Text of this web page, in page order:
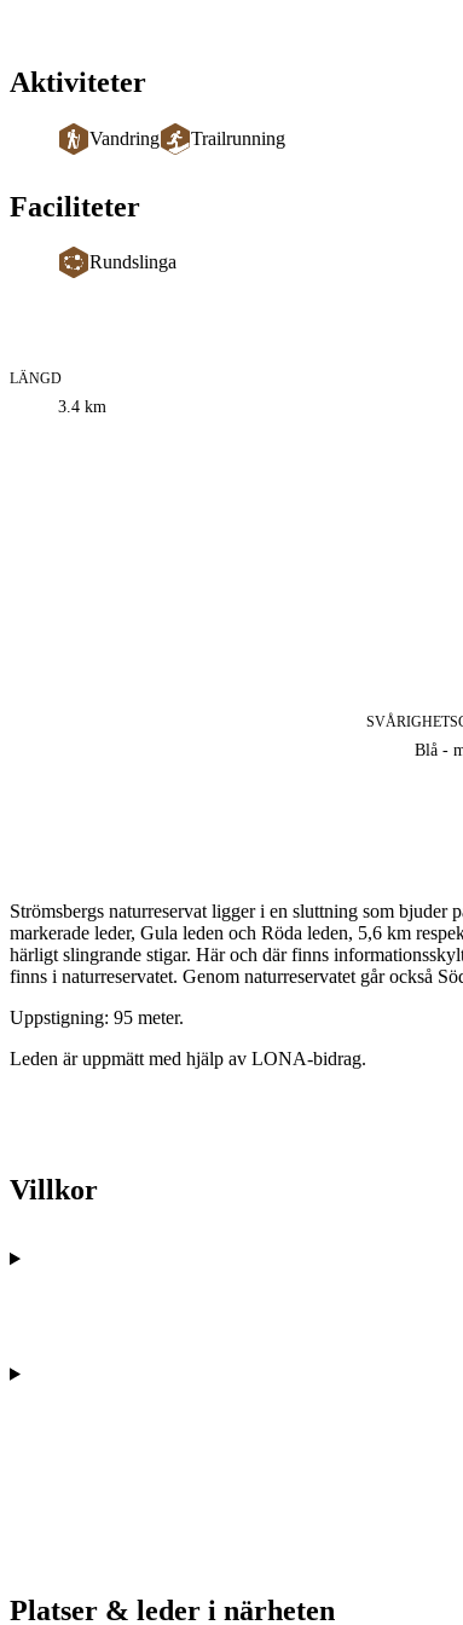
Aktiviteter
Vandring Trailrunning
Faciliteter
Rundslinga
Information
LÄNGD
3.4 km
Blå -
Strömsbergs naturreservat ligger i en sluttning som
markerade leder, Gula leden och Röda leden, 5,6 km
härligt slingrande stigar. Här och där finns
finns i naturreservatet. Genom naturreservatet går också
Uppstigning: 95 meter.
Leden är uppmätt med hjälp av LONA-bidrag.
Villkor
Platser & leder i närheten